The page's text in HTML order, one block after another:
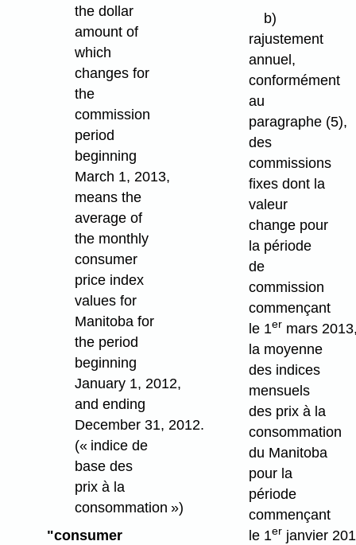
the dollar
amount of
which
changes for
the
commission
period
beginning
March 1, 2013,
means the
average of
the monthly
consumer
price index
values for
Manitoba for
the period
beginning
January 1, 2012,
and ending
December 31, 2012.
(« indice de
base des
prix à la
consommation »)
"consumer
b)
rajustement
annuel,
conformément
au
paragraphe (5),
des
commissions
fixes dont la
valeur
change pour
la période
de
commission
commençant
le 1er mars
la moyenne
des indices
mensuels
des prix à la
consommation
du Manitoba
pour la
période
commençant
le 1er janvier